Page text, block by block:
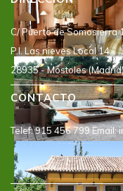
C/ Puerto de Somosierra
P.I. Las nieves Local 14,
28935 - Móstoles
CONTACTO
Telef: 915 456 799 Email: